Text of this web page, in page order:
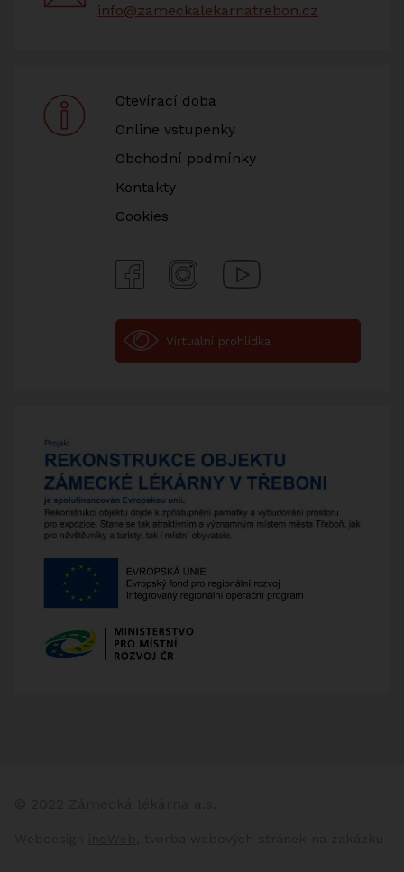
info@zameckalekarnatrebon.cz
Otevírací doba
Online vstupenky
Obchodní podmínky
Kontakty
Cookies
Virtuální prohlídka